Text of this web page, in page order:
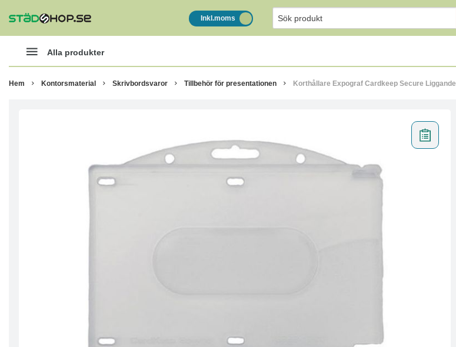
Inkl.moms
Alla produkter
Hem Kontorsmaterial Skrivbordsvaror Tillbehör för presentationen Korthållare Expograf Cardkeep Secure Liggande